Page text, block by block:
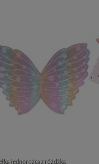
jednorożca z różdżką